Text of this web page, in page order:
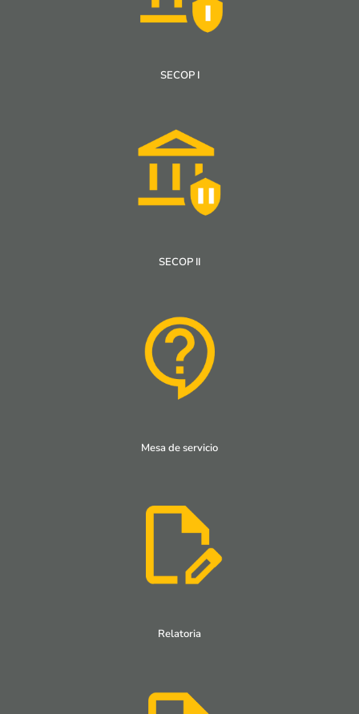
SECOP I
SECOP II
Mesa de servicio
Relatoria